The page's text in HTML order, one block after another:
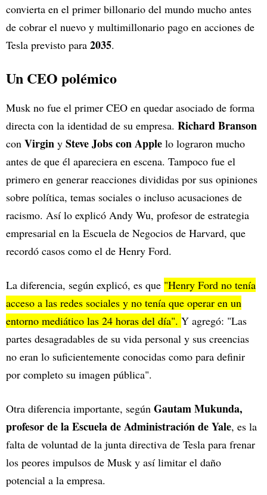
convierta en el primer billonario del mundo mucho antes
de cobrar el nuevo y multimillonario pago en acciones de
Tesla previsto para 2035.
Un CEO polémico
Musk no fue el primer CEO en quedar asociado de forma
directa con la identidad de su empresa. Richard Branson
con Virgin y Steve Jobs con Apple lo lograron mucho
antes de que él apareciera en escena. Tampoco fue el
primero en generar reacciones divididas por sus opiniones
sobre política, temas sociales o incluso acusaciones de
racismo. Así lo explicó Andy Wu, profesor de estrategia
empresarial en la Escuela de Negocios de Harvard, que
recordó casos como el de Henry Ford.
La diferencia, según explicó, es que "Henry Ford no tenía
acceso a las redes sociales y no tenía que operar en un
entorno mediático las 24 horas del día". Y agregó: "Las
partes desagradables de su vida personal y sus creencias
no eran lo suficientemente conocidas como para definir
por completo su imagen pública".
Otra diferencia importante, según Gautam Mukunda,
profesor de la Escuela de Administración de Yale, es la
falta de voluntad de la junta directiva de Tesla para frenar
los peores impulsos de Musk y así limitar el daño
potencial a la empresa.